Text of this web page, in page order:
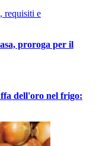
proroga per il
dell'oro nel frigo: